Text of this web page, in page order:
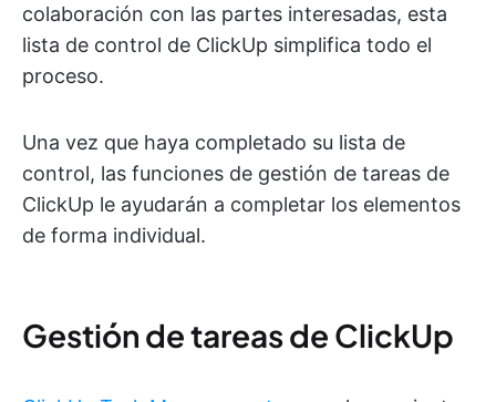
colaboración con las partes interesadas, esta
lista de control de ClickUp simplifica todo el
proceso.
Una vez que haya completado su lista de
control, las funciones de gestión de tareas de
ClickUp le ayudarán a completar los elementos
de forma individual.
Gestión de tareas de ClickUp